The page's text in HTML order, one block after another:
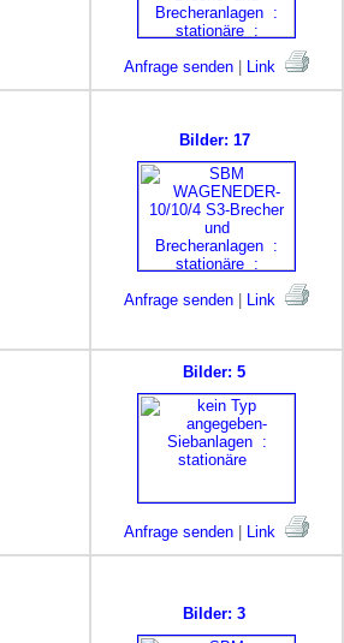
Anfrage senden Link
Bilder: 17
Anfrage senden Link
Bilder: 5
Anfrage senden Link
Bilder: 3